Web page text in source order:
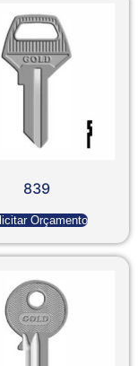
839
Orçamento